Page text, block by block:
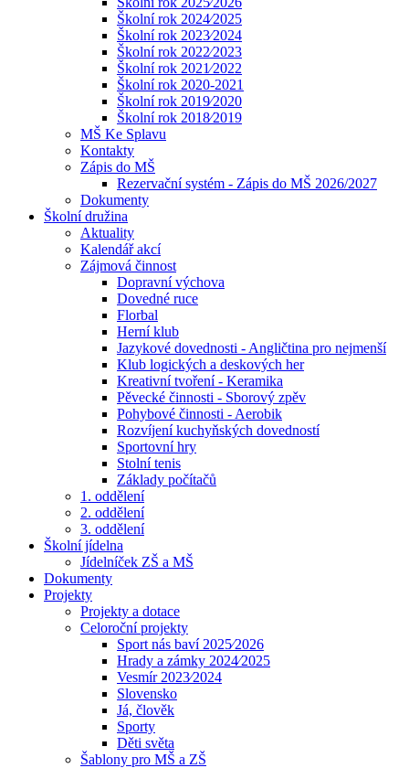
Školní rok 2024⁄2025
Školní rok 2023⁄2024
Školní rok 2022⁄2023
Školní rok 2021⁄2022
Školní rok 2020-2021
Školní rok 2019⁄2020
Školní rok 2018⁄2019
MŠ Ke Splavu
Kontakty
Zápis do MŠ
Rezervační systém - Zápis do MŠ 2026/2027
Dokumenty
Školní družina
Aktuality
Kalendář akcí
Zájmová činnost
Dopravní výchova
Dovedné ruce
Florbal
Herní klub
Jazykové dovednosti - Angličtina pro nejmenší
Klub logických a deskových her
Kreativní tvoření - Keramika
Pěvecké činnosti - Sborový zpěv
Pohybové činnosti - Aerobik
Rozvíjení kuchyňských dovedností
Sportovní hry
Stolní tenis
Základy počítačů
1. oddělení
2. oddělení
3. oddělení
Školní jídelna
Jídelníček ZŠ a MŠ
Dokumenty
Projekty
Projekty a dotace
Celoroční projekty
Sport nás baví 2025⁄2026
Hrady a zámky 2024⁄2025
Vesmír 2023⁄2024
Slovensko
Já, člověk
Sporty
Děti světa
Šablony pro MŠ a ZŠ